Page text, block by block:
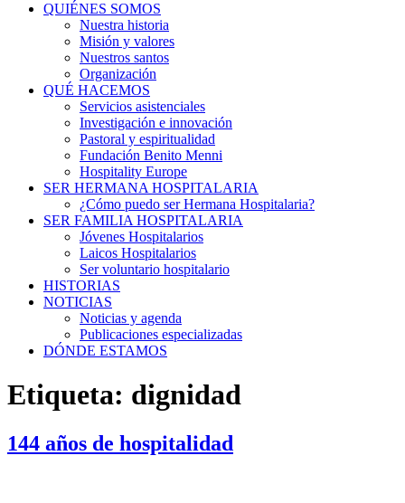
QUIÉNES SOMOS
Nuestra historia
Misión y valores
Nuestros santos
Organización
QUÉ HACEMOS
Servicios asistenciales
Investigación e innovación
Pastoral y espiritualidad
Fundación Benito Menni
Hospitality Europe
SER HERMANA HOSPITALARIA
¿Cómo puedo ser Hermana Hospitalaria?
SER FAMILIA HOSPITALARIA
Jóvenes Hospitalarios
Laicos Hospitalarios
Ser voluntario hospitalario
HISTORIAS
NOTICIAS
Noticias y agenda
Publicaciones especializadas
DÓNDE ESTAMOS
Etiqueta: dignidad
144 años de hospitalidad